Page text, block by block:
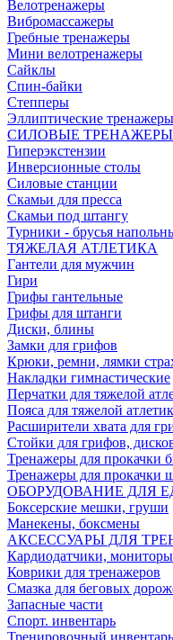
Велотренажеры
Вибромассажеры
Гребные тренажеры
Мини велотренажеры
Сайклы
Спин-байки
Степперы
Эллиптические
СИЛОВЫЕ ТРЕНАЖЕРЫ
Гиперэкстензии
Инверсионные столы
Силовые станции
Скамьи для пресса
Скамьи под штангу
Турники - брусья
ТЯЖЕЛАЯ АТЛЕТИКА
Гантели для мужчин
Гири
Грифы гантельные
Грифы для штанги
Диски, блины
Замки для грифов
Крюки, ремни, лямки
Накладки гимнастические
Перчатки для тяжелой
Пояса для тяжелой
Расширители хвата для
Стойки для грифов,
Тренажеры для прокачки
Тренажеры для прокачки
ОБОРУДОВАНИЕ ДЛЯ
Боксерские мешки, груши
Манекены, боксмены
АКСЕССУАРЫ ДЛЯ
Кардиодатчики, мониторы
Коврики для тренажеров
Смазка для беговых
Запасные части
Спорт. инвентарь
Тренировочный инвентарь